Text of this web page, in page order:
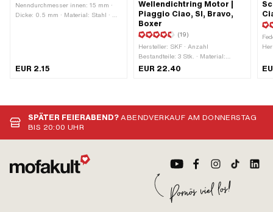
Nenndurchmesser innen: 15 mm ·
Dicke: 0.5 mm · Material: Stahl · Ø
EUR 2.15
Wellendichtring Motor |
Piaggio Ciao, SI, Bravo,
Boxer
(19)
Hersteller: SKF · Anzahl
Bestandteile: 3 Stk. · Material:
Kunststoff · Material: Stahl ·
EUR 22.40
SPÄTER FEIERABEND?ABENDVERKAUF AM DONNERSTAG
BIS 20:00 UHR